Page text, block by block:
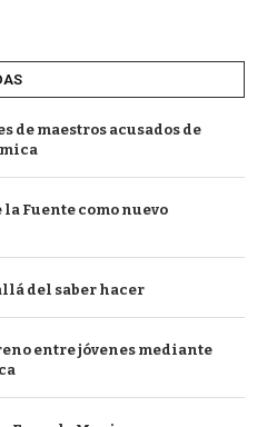
de maestros acusados de
la Fuente como nuevo
del saber hacer
entre jóvenes mediante